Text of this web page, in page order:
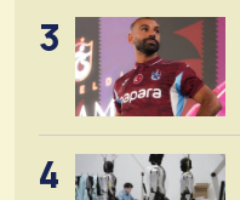
3
4